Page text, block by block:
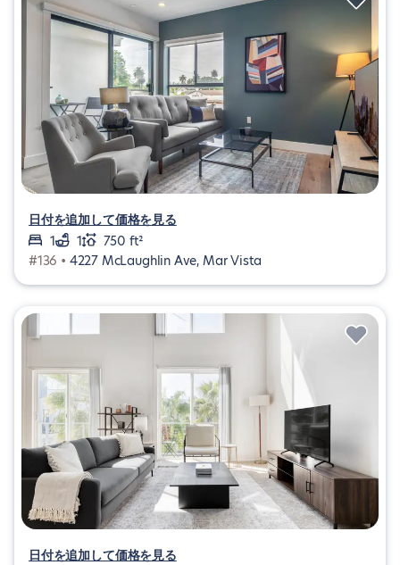
日付を追加して価格を見る
1
1
750 ft²
#136 • 4227 McLaughlin Ave, Mar Vista
日付を追加して価格を見る